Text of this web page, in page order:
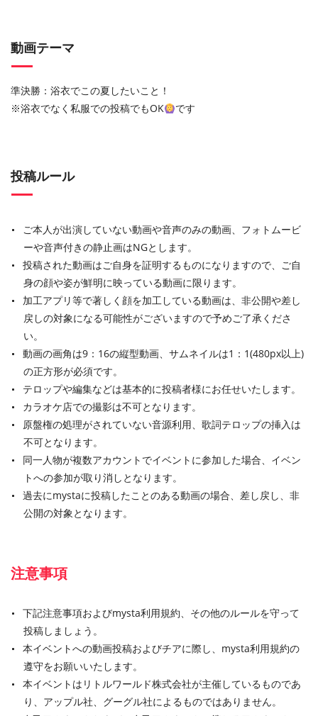
動画テーマ
準決勝：浴衣でこの夏したいこと！
※浴衣でなく私服での投稿でもOK
です
投稿ルール
ご本人が出演していない動画や音声のみの動画、フォトムービ
ーや音声付きの静止画はNGとします。
投稿された動画はご自身を証明するものになりますので、ご自
身の顔や姿が鮮明に映っている動画に限ります。
加工アプリ等で著しく顔を加工している動画は、非公開や差し
戻しの対象になる可能性がございますので予めご了承くださ
い。
動画の画角は9：16の縦型動画、サムネイルは1：1(480px以上)
の正方形が必須です。
テロップや編集などは基本的に投稿者様にお任せいたします。
カラオケ店での撮影は不可となります。
原盤権の処理がされていない音源利用、歌詞テロップの挿入は
不可となります。
同一人物が複数アカウントでイベントに参加した場合、イベン
トへの参加が取り消しとなります。
過去にmystaに投稿したことのある動画の場合、差し戻し、非
公開の対象となります。
注意事項
下記注意事項およびmysta利用規約、その他のルールを守って
投稿しましょう。
本イベントへの動画投稿およびチアに際し、mysta利用規約の
遵守をお願いいたします。
本イベントはリトルワールド株式会社が主催しているものであ
り、アップル社、グーグル社によるものではありません。